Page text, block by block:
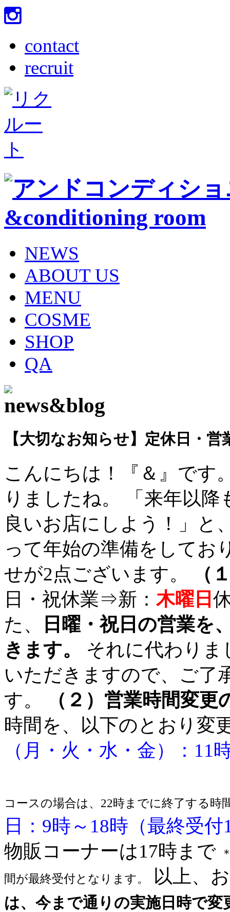
contact
recruit
NEWS
ABOUT US
MENU
COSME
SHOP
QA
【大切なお知らせ】定休日・
こんにちは！『＆』です
りましたね。 「来年以
良いお店にしよう！」と
って年始の準備をしてお
せが2点ございます。
（
日・祝休業⇒新： 木曜日
た、
日曜・祝日の営業を
きます。
それに代わりま
いただきますので、ご了
す。
（２）営業時間変更
時間を、以下のとおり変
（月・火・水・金）：11
コースの場合は、22時までに終了する時
日：9時～18時（最終受付
物販コーナーは17時まで
間が最終受付となります。
以上、
は、今まで通りの実施日時で